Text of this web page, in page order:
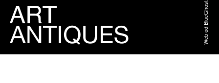
Web od BlueGhost